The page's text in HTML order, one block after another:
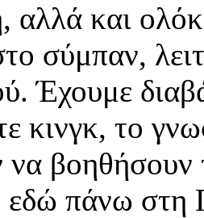
αλλά και
σύμπαν,
Έχουμε
κινγκ, το
βοηθήσουν
εδώ πάνω στη